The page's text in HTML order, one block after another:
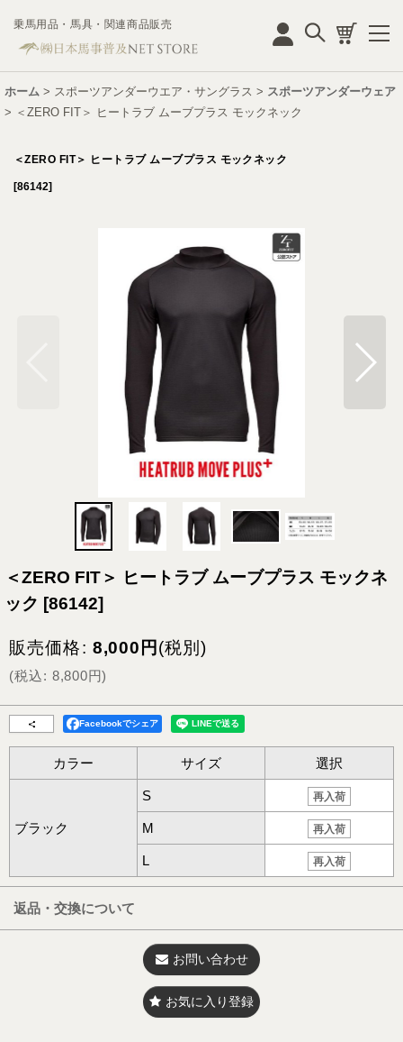
乗馬用品・馬具・関連商品販売
ホーム > スポーツアンダーウエア・サングラス > スポーツアンダーウェア
> ＜ZERO FIT＞ ヒートラブ ムーブプラス モックネック
＜ZERO FIT＞ ヒートラブ ムーブプラス モックネック
[86142]
＜ZERO FIT＞ ヒートラブ ムーブプラス モックネ
ック [86142]
販売価格: 8,000 円 (税別)
(税込: 8,800円)
Facebookでシェア
カラー サイズ 選択
ブラック
S 再入荷
M 再入荷
L 再入荷
返品・交換について
お問い合わせ
お気に入り登録